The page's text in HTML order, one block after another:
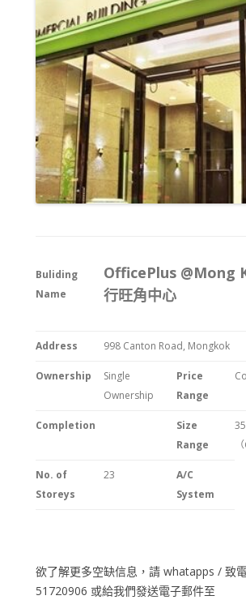
Buliding
Name
OfficePlus @Mong
行旺角中心
Address 998 Canton Road, Mongkok
Ownership
Single
Ownership
Price
Range
Completion
Size
Range
No. of
Storeys
23
A/C
System
欲了解更多空缺信息，請 whatapps / 致電
51720906 或給我們發送電子郵件至